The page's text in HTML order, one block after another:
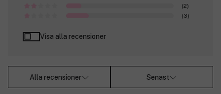
(2)
(3)
Visa alla recensioner
Alla recensioner Senast